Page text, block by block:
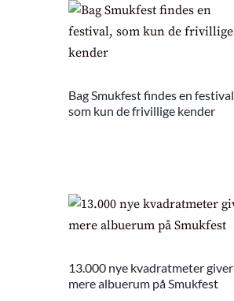
Bag Smukfest findes en festival,
som kun de frivillige kender
13.000 nye kvadratmeter giver
mere albuerum på Smukfest